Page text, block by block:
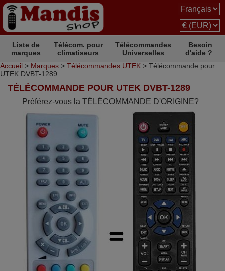
Liste de
marques
Télécom. pour
climatiseurs
Télécommandes
Universelles
Besoin
d'aide ?
Accueil > Marques > Télécommandes UTEK > Télécommande pour
UTEK DVBT-1289
TÉLÉCOMMANDE POUR UTEK DVBT-1289
Préférez-vous la TÉLÉCOMMANDE D'ORIGINE?